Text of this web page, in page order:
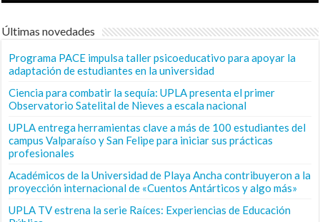
Últimas novedades
Programa PACE impulsa taller psicoeducativo para apoyar la
adaptación de estudiantes en la universidad
Ciencia para combatir la sequía: UPLA presenta el primer
Observatorio Satelital de Nieves a escala nacional
UPLA entrega herramientas clave a más de 100 estudiantes del
campus Valparaíso y San Felipe para iniciar sus prácticas
profesionales
Académicos de la Universidad de Playa Ancha contribuyeron a la
proyección internacional de «Cuentos Antárticos y algo más»
UPLA TV estrena la serie Raíces: Experiencias de Educación